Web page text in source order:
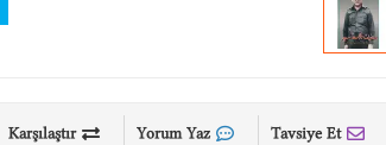
Tavsiye Et
Yorum Yaz
Karşılaştır